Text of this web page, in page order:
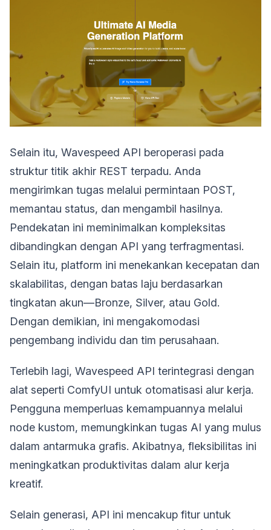
Selain itu, Wavespeed API beroperasi pada
struktur titik akhir REST terpadu. Anda
mengirimkan tugas melalui permintaan POST,
memantau status, dan mengambil hasilnya.
Pendekatan ini meminimalkan kompleksitas
dibandingkan dengan API yang terfragmentasi.
Selain itu, platform ini menekankan kecepatan dan
skalabilitas, dengan batas laju berdasarkan
tingkatan akun—Bronze, Silver, atau Gold.
Dengan demikian, ini mengakomodasi
pengembang individu dan tim perusahaan.
Terlebih lagi, Wavespeed API terintegrasi dengan
alat seperti ComfyUI untuk otomatisasi alur kerja.
Pengguna memperluas kemampuannya melalui
node kustom, memungkinkan tugas AI yang mulus
dalam antarmuka grafis. Akibatnya, fleksibilitas ini
meningkatkan produktivitas dalam alur kerja
kreatif.
Selain generasi, API ini mencakup fitur untuk